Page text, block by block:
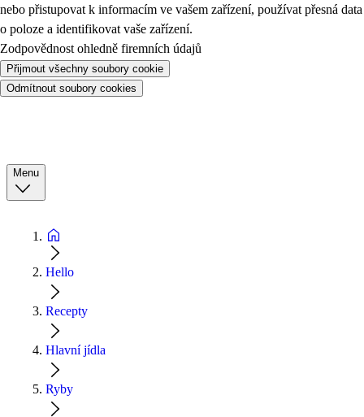
nebo přistupovat k informacím ve vašem zařízení, používat přesná data
o poloze a identifikovat vaše zařízení.
Zodpovědnost ohledně firemních údajů
Přijmout všechny soubory cookie
Odmítnout soubory cookies
Menu
Hello
Recepty
Hlavní jídla
Ryby